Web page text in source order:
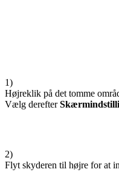
1)
Højreklik på det tomme
Vælg derefter
2)
Flyt skyderen til højre for at